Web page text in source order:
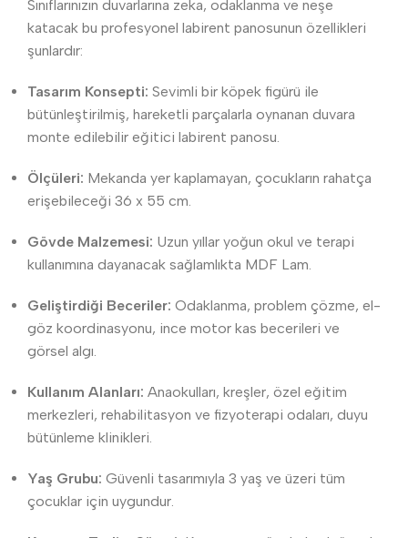
Sınıflarınızın duvarlarına zeka, odaklanma ve neşe
katacak bu profesyonel labirent panosunun özellikleri
şunlardır:
Tasarım Konsepti: Sevimli bir köpek figürü ile
bütünleştirilmiş, hareketli parçalarla oynanan duvara
monte edilebilir eğitici labirent panosu.
Ölçüleri: Mekanda yer kaplamayan, çocukların rahatça
erişebileceği 36 x 55 cm.
Gövde Malzemesi: Uzun yıllar yoğun okul ve terapi
kullanımına dayanacak sağlamlıkta MDF Lam.
Geliştirdiği Beceriler: Odaklanma, problem çözme, el-
göz koordinasyonu, ince motor kas becerileri ve
görsel algı.
Kullanım Alanları: Anaokulları, kreşler, özel eğitim
merkezleri, rehabilitasyon ve fizyoterapi odaları, duyu
bütünleme klinikleri.
Yaş Grubu: Güvenli tasarımıyla 3 yaş ve üzeri tüm
çocuklar için uygundur.